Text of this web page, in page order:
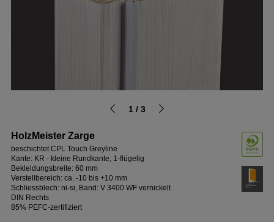
1 / 3
HolzMeister Zarge
beschichtet CPL Touch Greyline
Kante: KR - kleine Rundkante, 1-flügelig
Bekleidungsbreite: 60 mm
Verstellbereich: ca. -10 bis +10 mm
Schliessblech: ni-si, Band: V 3400 WF vernickelt
DIN Rechts
85% PEFC-zertifiziert